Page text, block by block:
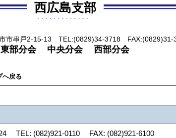
西広島支部
市串戸2-15-13 TEL:(0829)34-3718 FAX:(0829)31-
東部分会 中央分会 西部分会
へ戻る
TEL: (082)921-0110 FAX: (082)921-6100